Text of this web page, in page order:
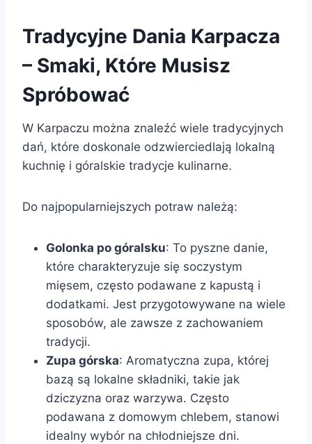
Tradycyjne Dania Karpacza
– Smaki, Które Musisz
Spróbować
W Karpaczu można znaleźć wiele tradycyjnych
dań, które doskonale odzwierciedlają lokalną
kuchnię i góralskie tradycje kulinarne.
Do najpopularniejszych potraw należą:
Golonka po góralsku: To pyszne danie,
które charakteryzuje się soczystym
mięsem, często podawane z kapustą i
dodatkami. Jest przygotowywane na wiele
sposobów, ale zawsze z zachowaniem
tradycji.
Zupa górska: Aromatyczna zupa, której
bazą są lokalne składniki, takie jak
dziczyzna oraz warzywa. Często
podawana z domowym chlebem, stanowi
idealny wybór na chłodniejsze dni.